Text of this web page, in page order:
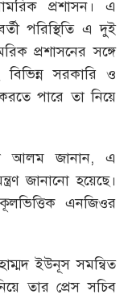
প্রশাসন। এ
পরিস্থিতি এ দুই
প্রশাসনের সঙ্গে
বিভিন্ন সরকারি ও
পারে তা নিয়ে
আলম জানান, এ
জানানো হয়েছে।
এনজিওর
ইউনূস সমন্বিত
তার প্রেস সচিব